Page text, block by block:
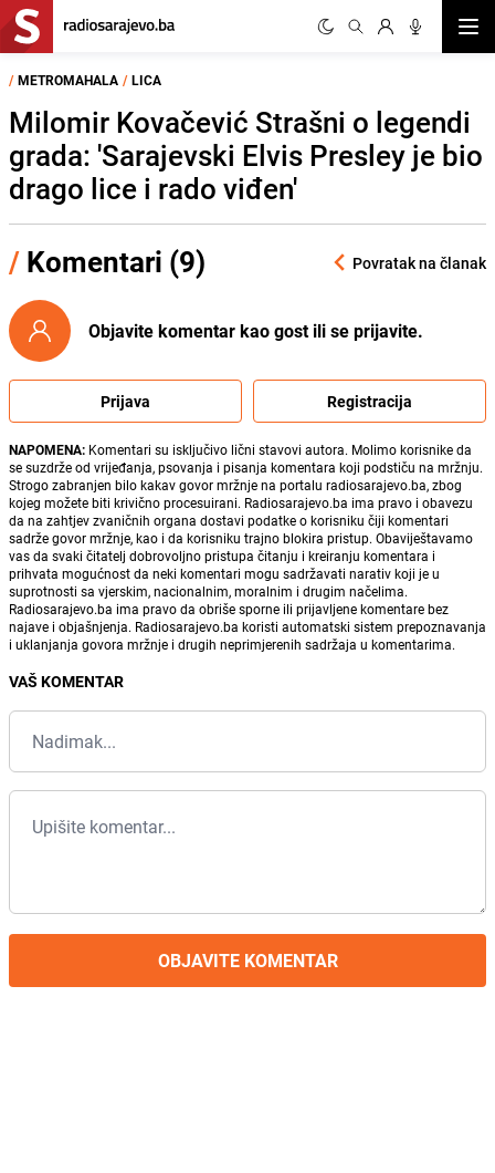
/ METROMAHALA / LICA
Milomir Kovačević Strašni o legendi
grada: 'Sarajevski Elvis Presley je bio
drago lice i rado viđen'
/ Komentari (9) Povratak na članak
Objavite komentar kao gost ili se prijavite.
Prijava Registracija
NAPOMENA: Komentari su isključivo lični stavovi autora. Molimo korisnike da
se suzdrže od vrijeđanja, psovanja i pisanja komentara koji podstiču na mržnju.
Strogo zabranjen bilo kakav govor mržnje na portalu radiosarajevo.ba, zbog
kojeg možete biti krivično procesuirani. Radiosarajevo.ba ima pravo i obavezu
da na zahtjev zvaničnih organa dostavi podatke o korisniku čiji komentari
sadrže govor mržnje, kao i da korisniku trajno blokira pristup. Obaviještavamo
vas da svaki čitatelj dobrovoljno pristupa čitanju i kreiranju komentara i
prihvata mogućnost da neki komentari mogu sadržavati narativ koji je u
suprotnosti sa vjerskim, nacionalnim, moralnim i drugim načelima.
Radiosarajevo.ba ima pravo da obriše sporne ili prijavljene komentare bez
najave i objašnjenja. Radiosarajevo.ba koristi automatski sistem prepoznavanja
i uklanjanja govora mržnje i drugih neprimjerenih sadržaja u komentarima.
VAŠ KOMENTAR
OBJAVITE KOMENTAR